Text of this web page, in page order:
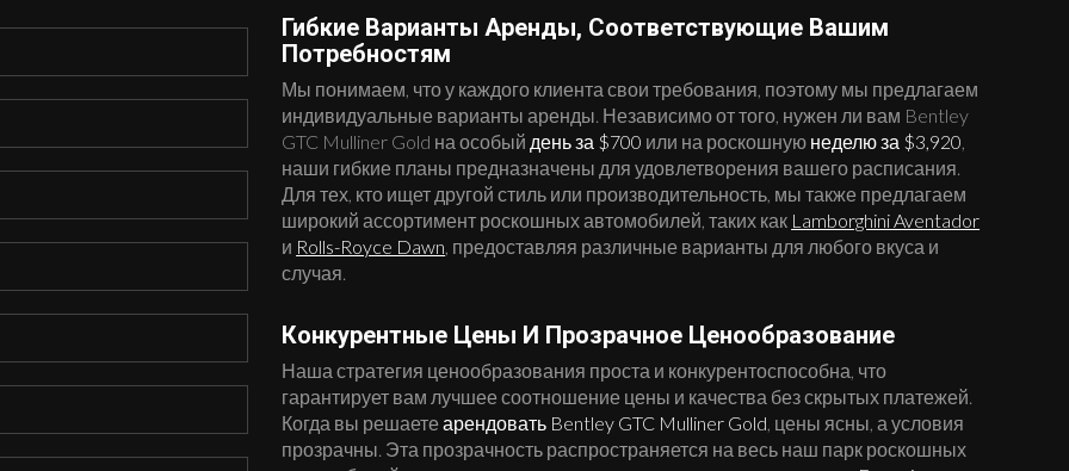
Гибкие Варианты Аренды, Соответствующие Вашим
Потребностям
Мы понимаем, что у каждого клиента свои требования, поэтому мы предлагаем
индивидуальные варианты аренды. Независимо от того, нужен ли вам Bentley
GTC Mulliner Gold на особый день за $700 или на роскошную неделю за $3,920
наши гибкие планы предназначены для удовлетворения вашего расписания.
Для тех, кто ищет другой стиль или производительность, мы также предлагаем
широкий ассортимент роскошных автомобилей, таких как Lamborghini Aventador
и Rolls-Royce Dawn , предоставляя различные варианты для любого вкуса и
случая.
Конкурентные Цены И Прозрачное Ценообразование
Наша стратегия ценообразования проста и конкурентоспособна, что
гарантирует вам лучшее соотношение цены и качества без скрытых платежей.
Когда вы решаетеарендовать Bentley GTC Mulliner Gold , цены ясны, а условия
прозрачны. Эта прозрачность распространяется на весь наш парк роскошных